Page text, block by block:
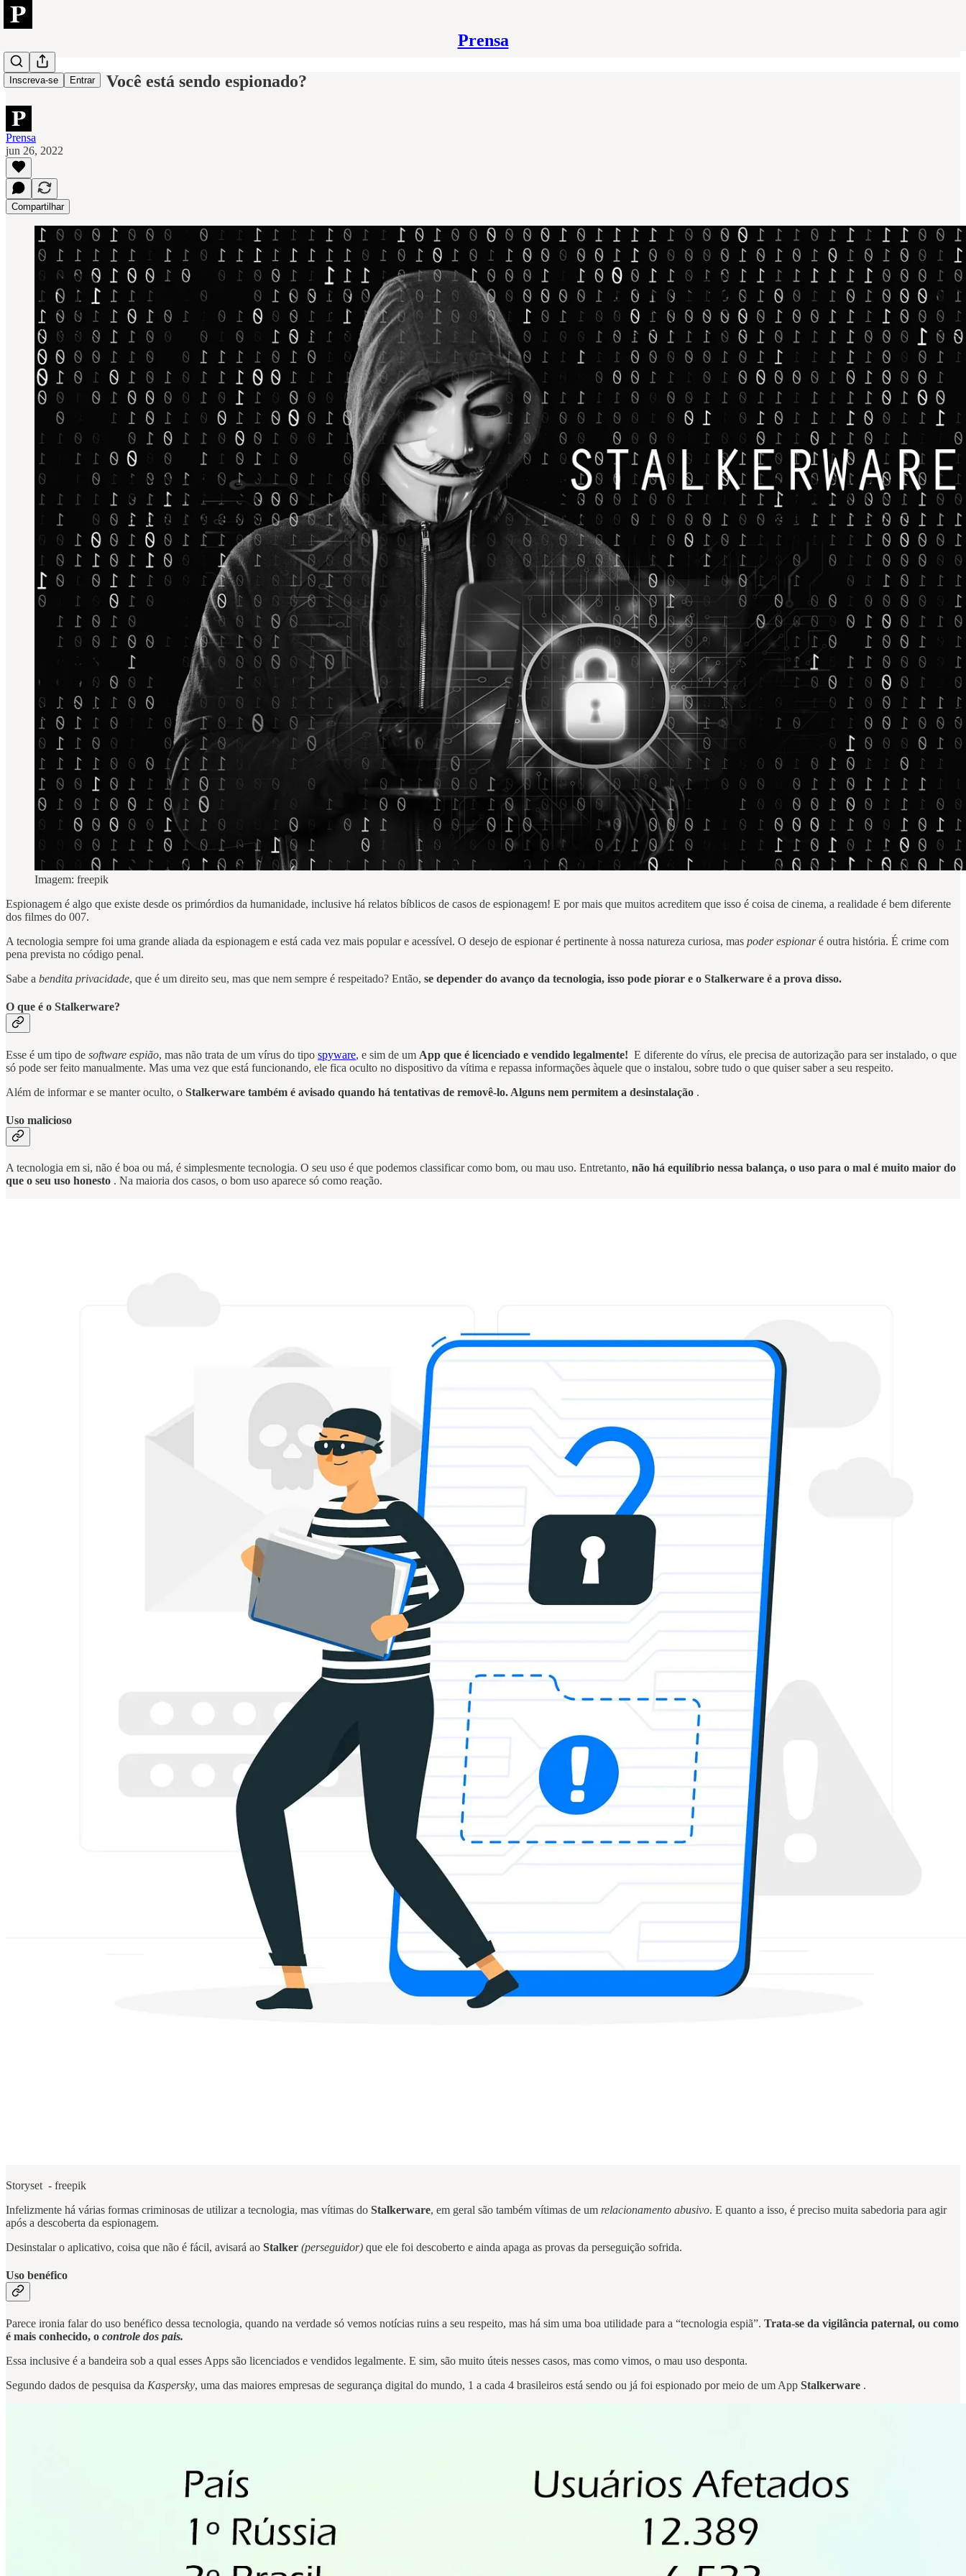
Prensa
Inscreva-se Entrar
Stalkerware: Você está sendo espionado?
Prensa
jun 26, 2022
Compartilhar
Imagem: freepik
Espionagem é algo que existe desde os primórdios da humanidade, inclusive há relatos bíblicos de casos de espionagem! E por mais que muitos acreditem que isso é coisa de cinema, a realidade é bem diferente
dos filmes do 007.
A tecnologia sempre foi uma grande aliada da espionagem e está cada vez mais popular e acessível. O desejo de espionar é pertinente à nossa natureza curiosa, mas poder espionaré outra história. É crime com
pena prevista no código penal.
Sabe a bendita privacidade, que é um direito seu, mas que nem sempre é respeitado? Então, se depender do avanço da tecnologia, isso pode piorar e o Stalkerware é a prova disso.
O que é o Stalkerware?
Esse é um tipo de software espião, mas não trata de um vírus do tipo spyware, e sim de um App que é licenciado e vendido legalmente! E diferente do vírus, ele precisa de autorização para ser instalado, o que
só pode ser feito manualmente. Mas uma vez que está funcionando, ele fica oculto no dispositivo da vítima e repassa informações àquele que o instalou, sobre tudo o que quiser saber a seu respeito.
Além de informar e se manter oculto, o Stalkerware também é avisado quando há tentativas de removê-lo. Alguns nem permitem a desinstalação .
Uso malicioso
A tecnologia em si, não é boa ou má, é simplesmente tecnologia. O seu uso é que podemos classificar como bom, ou mau uso. Entretanto, não há equilíbrio nessa balança, o uso para o mal é muito maior do
que o seu uso honesto . Na maioria dos casos, o bom uso aparece só como reação.
Storyset - freepik
Infelizmente há várias formas criminosas de utilizar a tecnologia, mas vítimas do Stalkerware, em geral são também vítimas de um relacionamento abusivo. E quanto a isso, é preciso muita sabedoria para agir
após a descoberta da espionagem.
Desinstalar o aplicativo, coisa que não é fácil, avisará ao Stalker (perseguidor) que ele foi descoberto e ainda apaga as provas da perseguição sofrida.
Uso benéfico
Parece ironia falar do uso benéfico dessa tecnologia, quando na verdade só vemos notícias ruins a seu respeito, mas há sim uma boa utilidade para a “tecnologia espiã”. Trata-se da vigilância paternal, ou como
é mais conhecido, o controle dos pais.
Essa inclusive é a bandeira sob a qual esses Apps são licenciados e vendidos legalmente. E sim, são muito úteis nesses casos, mas como vimos, o mau uso desponta.
Segundo dados de pesquisa da Kaspersky, uma das maiores empresas de segurança digital do mundo, 1 a cada 4 brasileiros está sendo ou já foi espionado por meio de um App Stalkerware .